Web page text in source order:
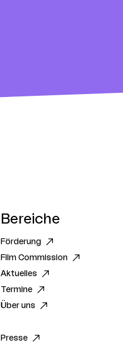
Bereiche
Förderung
Film Commission
Aktuelles
Termine
Über uns
Presse